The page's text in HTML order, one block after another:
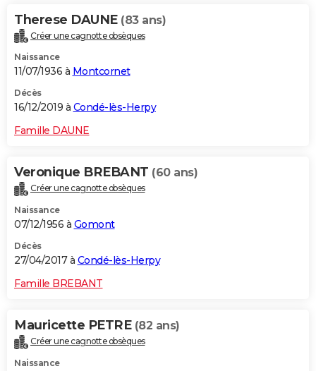
Therese DAUNE (83 ans)
Créer une cagnotte obsèques
Naissance
11/07/1936 à Montcornet
Décès
16/12/2019 à Condé-lès-Herpy
Famille DAUNE
Veronique BREBANT (60 ans)
Créer une cagnotte obsèques
Naissance
07/12/1956 à Gomont
Décès
27/04/2017 à Condé-lès-Herpy
Famille BREBANT
Mauricette PETRE (82 ans)
Créer une cagnotte obsèques
Naissance